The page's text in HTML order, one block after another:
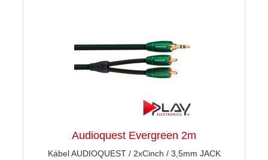
Audioquest Evergreen 2m
Kábel AUDIOQUEST / 2xCinch / 3,5mm JACK